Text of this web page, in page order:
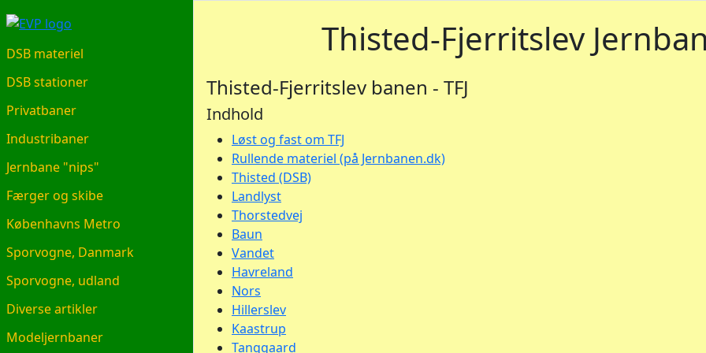
EVP.DK
DSB materiel
DSB stationer
Privatbaner
Industribaner
Jernbane "nips"
Færger og skibe
Københavns Metro
Sporvogne, Danmark
Sporvogne, udland
Diverse artikler
Modeljernbaner
Thisted-Fjerritslev
Thisted-Fjerritslev banen - TFJ
Indhold
Løst og fast om TFJ
Rullende materiel (på Jernbanen.dk)
Thisted (DSB)
Landlyst
Thorstedvej
Baun
Vandet
Havreland
Nors
Hillerslev
Kaastrup
Tanggaard